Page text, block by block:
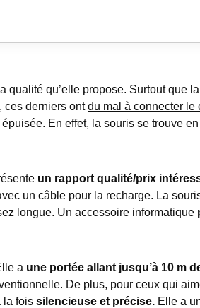
qualité qu’elle propose. Surtout que
ces derniers ontdu mal à connecter le
En effet, la souris se trouve
un rapport qualité/prix
un câble pour la recharge. La
longue. Un accessoire informatique
a une portée allant jusqu’à 10 m
De plus, pour ceux qui
la fois silencieuse et précise. Elle a